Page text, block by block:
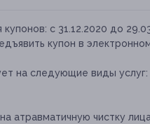
купонов: с 31.12.2020 до
купон в
на следующие виды услуг:
атравматичную чистку